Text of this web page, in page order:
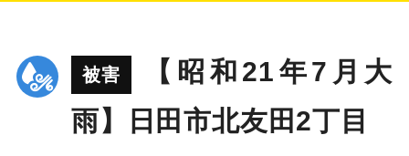
被害
【昭和21年7月大
雨】日田市北友田2丁目